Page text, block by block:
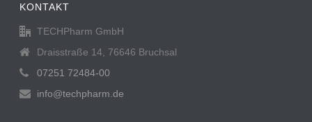
KONTAKT
TECHPharm GmbH
Draisstraße 14, 76646 Bruchsal
07251 72484-00
info@techpharm.de